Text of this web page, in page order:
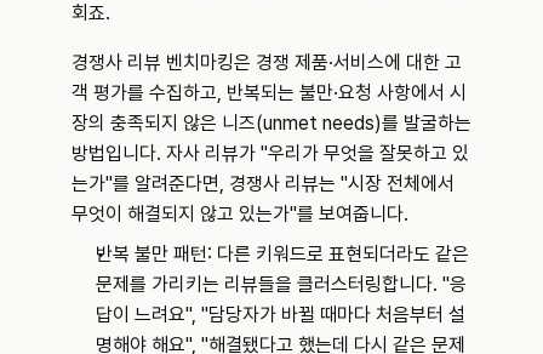
회죠.
경쟁사 리뷰 벤치마킹은 경쟁 제품·서비스에 대한 고
객 평가를 수집하고, 반복되는 불만·요청 사항에서 시
장의 충족되지 않은 니즈(unmet needs)를 발굴하는
방법입니다. 자사 리뷰가 "우리가 무엇을 잘못하고 있
는가"를 알려준다면, 경쟁사 리뷰는 "시장 전체에서
무엇이 해결되지 않고 있는가"를 보여줍니다.
반복 불만 패턴: 다른 키워드로 표현되더라도 같은
문제를 가리키는 리뷰들을 클러스터링합니다. "응
답이 느려요", "담당자가 바뀔 때마다 처음부터 설
명해야 해요", "해결됐다고 했는데 다시 같은 문제